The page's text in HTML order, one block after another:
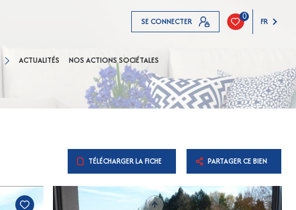
SE CONNECTER 0 FR
ACTUALITÉS NOS ACTIONS SOCIÉTALES
TÉLÉCHARGER LA FICHE PARTAGER CE BIEN